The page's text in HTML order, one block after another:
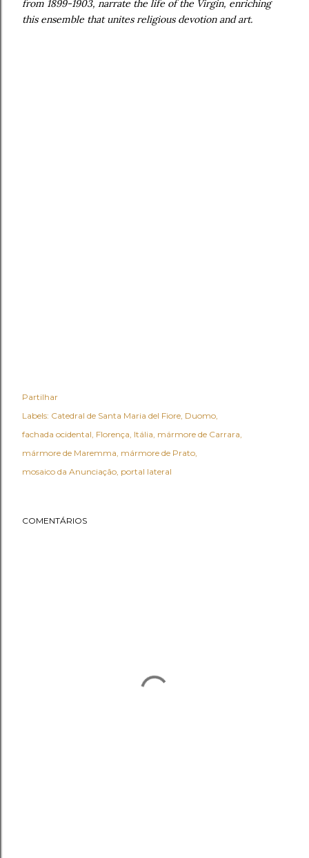
from 1899-1903, narrate the life of the Virgin, enriching
this ensemble that unites religious devotion and art.
Partilhar
Labels: Catedral de Santa Maria del Fiore Duomo
fachada ocidental Florença Itália mármore de Carrara
mármore de Maremma mármore de Prato
mosaico da Anunciação portal lateral
COMENTÁRIOS